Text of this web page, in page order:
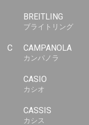
BREITLING
ブライトリング
C CAMPANOLA
カンパノラ
CASIO
カシオ
CASSIS
カシス